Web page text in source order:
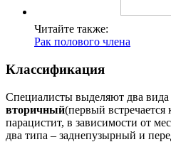
Читайте также:
Рак полового члена
Классификация
Специалисты выделяют два вида
вторичный(первый
парацистит, в зависимости от
два типа – заднепузырный и